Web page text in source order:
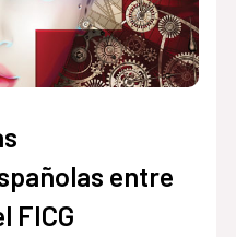
entre
FICG